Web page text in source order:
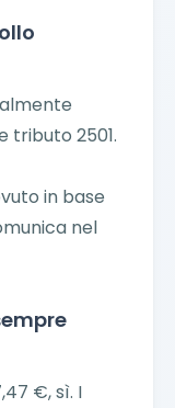
tributo 2501.
in base
nel
€, sì. I